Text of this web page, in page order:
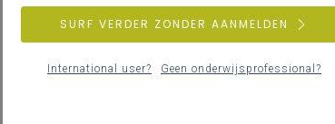
SURF VERDER ZONDER AANMELDEN
International user? Geen onderwijsprofessional?